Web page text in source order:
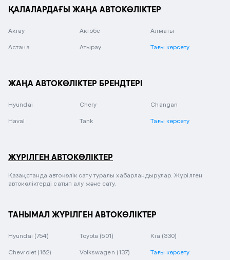
ҚАЛАЛАРДАҒЫ ЖАҢА АВТОКӨЛІКТЕР
Актау Актобе Алматы
Астана Атырау Тағы көрсету
ЖАҢА АВТОКӨЛІКТЕР БРЕНДТЕРІ
Hyundai Chery Changan
Haval Tank Тағы көрсету
ЖҮРІЛГЕН АВТОКӨЛІКТЕР
Қазақстанда автокөлік сату туралы хабарландырулар. Жүрілген
автокөліктерді сатып алу және сату.
ТАНЫМАЛ ЖҮРІЛГЕН АВТОКӨЛІКТЕР
Hyundai (754) Toyota (501) Kia (330)
Chevrolet (162) Volkswagen (137) Тағы көрсету